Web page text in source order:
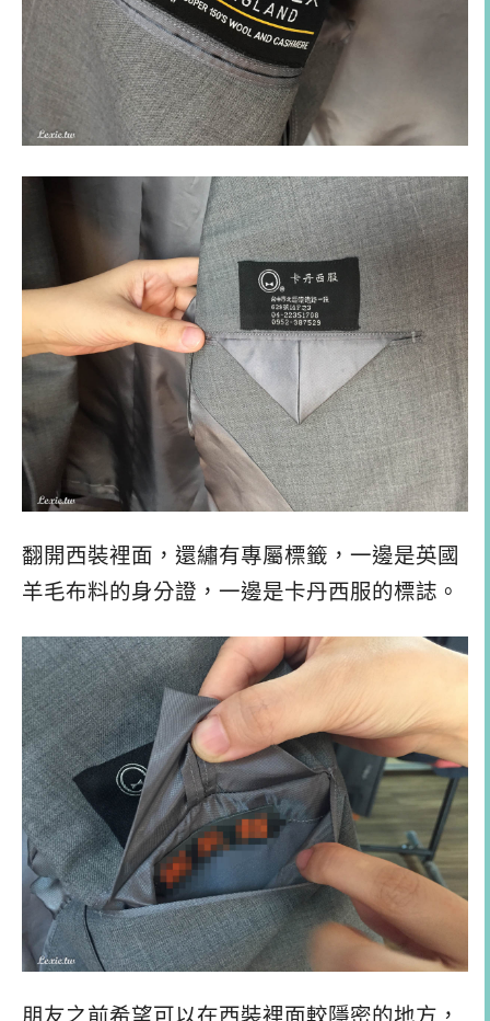
翻開西裝裡面，還繡有專屬標籤，一邊是英國
羊毛布料的身分證，一邊是卡丹西服的標誌。
朋友之前希望可以在西裝裡面較隱密的地方，